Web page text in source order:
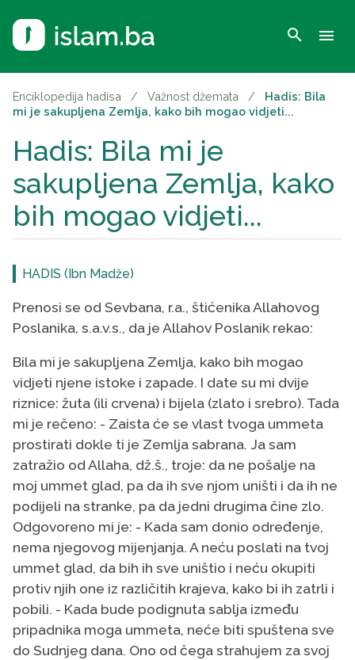
search menu
Enciklopedija hadisa / Važnost džemata /
Hadis: Bila
mi je sakupljena Zemlja, kako bih mogao vidjeti...
Hadis: Bila mi je
sakupljena Zemlja, kako
bih mogao vidjeti...
HADIS (Ibn Madže)
Prenosi se od Sevbana, r.a., štićenika Allahovog
Poslanika, s.a.v.s., da je Allahov Poslanik rekao:
Bila mi je sakupljena Zemlja, kako bih mogao
vidjeti njene istoke i zapade. I date su mi dvije
riznice: žuta (ili crvena) i bijela (zlato i srebro). Tada
mi je rečeno: - Zaista će se vlast tvoga ummeta
prostirati dokle ti je Zemlja sabrana. Ja sam
zatražio od Allaha, dž.š., troje: da ne pošalje na
moj ummet glad, pa da ih sve njom uništi i da ih ne
podijeli na stranke, pa da jedni drugima čine zlo.
Odgovoreno mi je: - Kada sam donio određenje,
nema njegovog mijenjanja. A neću poslati na tvoj
ummet glad, da bih ih sve uništio i neću okupiti
protiv njih one iz različitih krajeva, kako bi ih zatrli i
pobili. - Kada bude podignuta sablja između
pripadnika moga ummeta, neće biti spuštena sve
do Sudnjeg dana. Ono od čega strahujem za svoj